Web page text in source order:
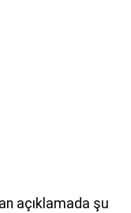
açıklamada şu